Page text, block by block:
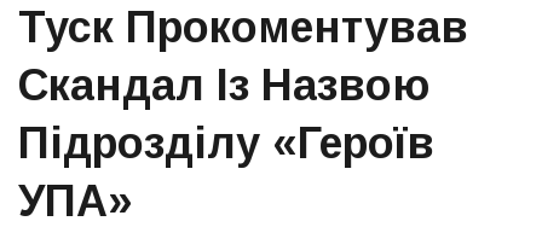
Туск Прокоментував
Скандал Із Назвою
Підрозділу «Героїв
УПА»